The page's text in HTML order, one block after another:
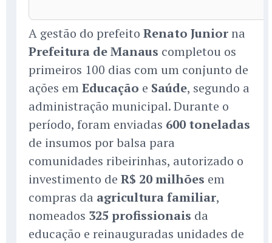
A gestão do prefeito Renato Juniorna
Prefeitura de Manaus completou os
primeiros 100 dias com um conjunto de
ações emEducação e Saúde, segundo a
administração municipal. Durante o
período, foram enviadas 600 toneladas
de insumos por balsa para
comunidades ribeirinhas, autorizado o
investimento de R$ 20 milhões em
compras da agricultura familiar,
nomeados 325 profissionais da
educação e reinauguradas unidades de